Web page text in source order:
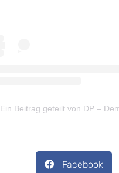
Ein Beitrag geteilt von DP –
Facebook